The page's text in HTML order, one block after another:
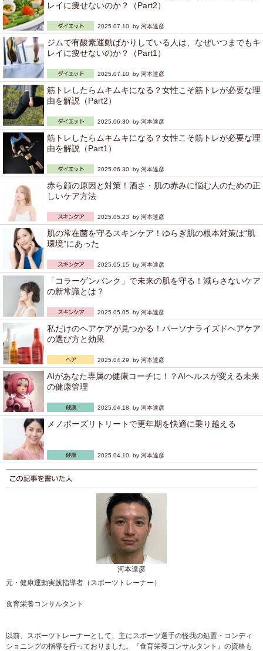
レイに痩せないのか？（Part2）
2025.07.10 by 河本達彦
ジムで有酸素運動ばかりしている人は、なぜいつまでもキ
レイに痩せないのか？（Part1）
2025.07.10 by 河本達彦
筋トレしたらムキムキになる？女性こそ筋トレが必要な理
由を解説（Part2）
2025.06.30 by 河本達彦
筋トレしたらムキムキになる？女性こそ筋トレが必要な理
由を解説（Part1）
2025.06.30 by 河本達彦
赤ら顔の原因と対策！酒さ・肌の赤みに悩む人のための正
しいケア方法
2025.05.23 by 河本達彦
肌の常在菌を守るスキンケア！ゆらぎ肌の根本対策は“肌
環境”にあった
2025.05.15 by 河本達彦
「コラーゲンバンク」で未来の肌を守る！減らさないケア
の新常識とは？
2025.05.05 by 河本達彦
私だけのヘアケアが見つかる！パーソナライズドヘアケア
の選び方と効果
2025.04.29 by 河本達彦
AIがあなた専属の健康コーチに！？AIヘルスが変える未来
の健康管理
2025.04.18 by 河本達彦
メノポーズリトリートで更年期を快適に乗り越える
2025.04.10 by 河本達彦
河本達彦
元・健康運動実践指導者（スポーツトレーナー）
食育栄養コンサルタント
以前、スポーツトレーナーとして、主にスポーツ選手の怪我の処置・コンディ
ショニングの指導を行っておりました。『食育栄養コンサルタント』の資格も